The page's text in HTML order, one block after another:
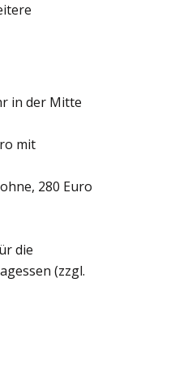
in der Mitte
mit
280 Euro
die
(zzgl.